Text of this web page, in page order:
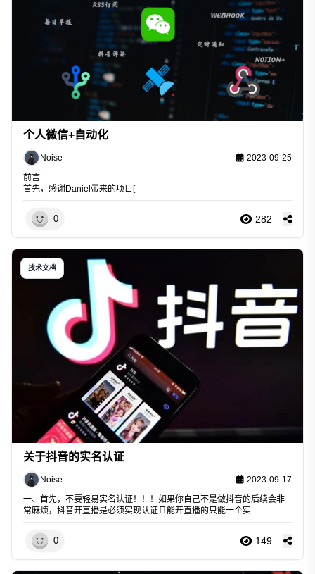
个人微信+自动化
Noise
2023-09-25
前言
首先，感谢Daniel 带来的项目[
0 282
技术文档
关于抖音的实名认证
Noise
2023-09-17
一、首先，不要轻易实名认证！！！如果你自己不是做抖音的后续会非
常麻烦，抖音开直播是必须实现认证且能开直播的只能一个实
0 149